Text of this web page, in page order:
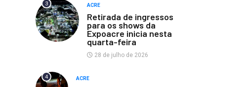
3 ACRE
Retirada de ingressos
para os shows da
Expoacre inicia nesta
quarta-feira
28 de julho de 2026
4 ACRE